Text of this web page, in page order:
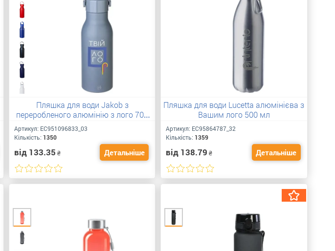
Пляшка для води Jakob з
переробленого алюмінію з лого 700
мл
Артикул: ЕС951096833_03
Кількість: 1350
від 133.35 ₴ Детальніше
Пляшка для води Lucetta алюмінієва з
Вашим лого 500 мл
Артикул: ЕС95864787_32
Кількість: 1359
від 138.79 ₴ Детальніше